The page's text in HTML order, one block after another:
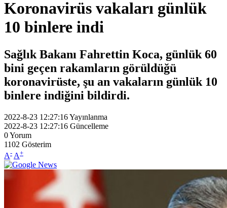
Koronavirüs vakaları günlük
10 binlere indi
Sağlık Bakanı Fahrettin Koca, günlük 60
bini geçen rakamların görüldüğü
koronavirüste, şu an vakaların günlük 10
binlere indiğini bildirdi.
2022-8-23 12:27:16Yayınlanma
2022-8-23 12:27:16 Güncelleme
0Yorum
1102 Gösterim
A- A+